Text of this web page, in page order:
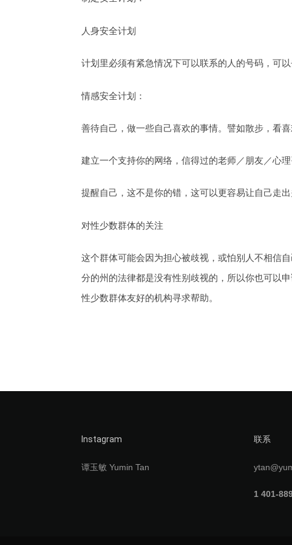
人身安全计划
计划里必须有紧急情况下可以联系的人的号码，可
情感安全计划：
善待自己，做一些自己喜欢的事情。譬如散步，看
建立一个支持你的网络，信得过的老师／朋友／心
提醒自己，这不是你的错，这可以更容易让自己走
对性少数群体的关注
这个群体可能会因为担心被歧视，或怕别人不相信
分的州的法律都是没有性别歧视的，所以你也可以
性少数群体友好的机构寻求帮助。
Instagram
谭玉敏 Yumin Tan
联系
1 401-